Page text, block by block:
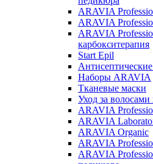
ARAVIA
ARAVIA
ARAVIA
карбокситерапия
Start Epil
Антисептические
Наборы ARAVIA
Тканевые маски
Уход за
ARAVIA
ARAVIA
ARAVIA Organic
ARAVIA
ARAVIA